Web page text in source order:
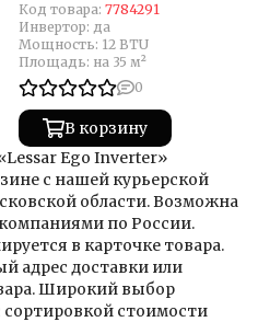
Код товара: 7784291
Инвертор: да
Мощность: 12 BTU
Площадь: на 35 м²
0
В корзину
Ego Inverter»
с нашей курьерской
области. Возможна
по России.
в карточке товара.
адрес доставки или
Широкий выбор
стоимости